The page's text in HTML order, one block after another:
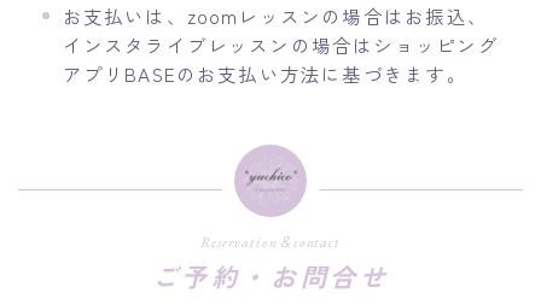
お支払いは、zoomレッスンの場合はお振込、
インスタライブレッスンの場合はショッピング
アプリBASEのお支払い方法に基づきます。
Reservation＆contact
ご予約・お問合せ